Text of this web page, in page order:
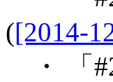
([2014-
・ 「